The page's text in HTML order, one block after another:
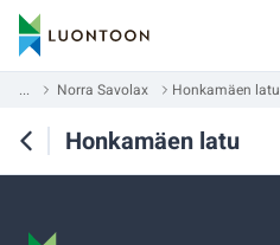
... Norra Savolax Honkamäen latu
Honkamäen latu